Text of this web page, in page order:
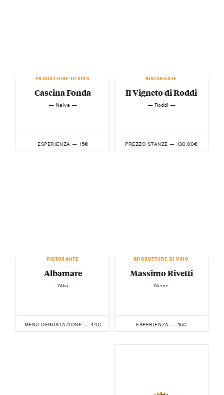
PRODUTTORE DI VINO
Cascina Fonda
— Neive —
ESPERIENZA — 15€
RISTORANTE
Il Vigneto di Roddi
— Roddi —
PREZZO STANZE — 130.00€
RISTORANTE
Albamare
— Alba —
MENU DEGUSTAZIONE — 44€
PRODUTTORE DI VINO
Massimo Rivetti
— Neive —
ESPERIENZA — 15€